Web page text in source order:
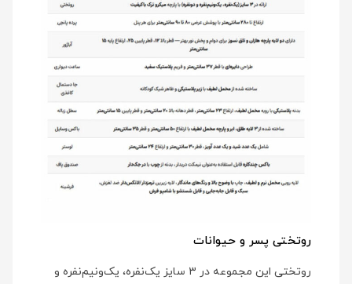
روتختی پسر و حیوانات
روتختی این مجموعه در ۳ سایز یک‌نفره، یک‌ونیم‌نفره و